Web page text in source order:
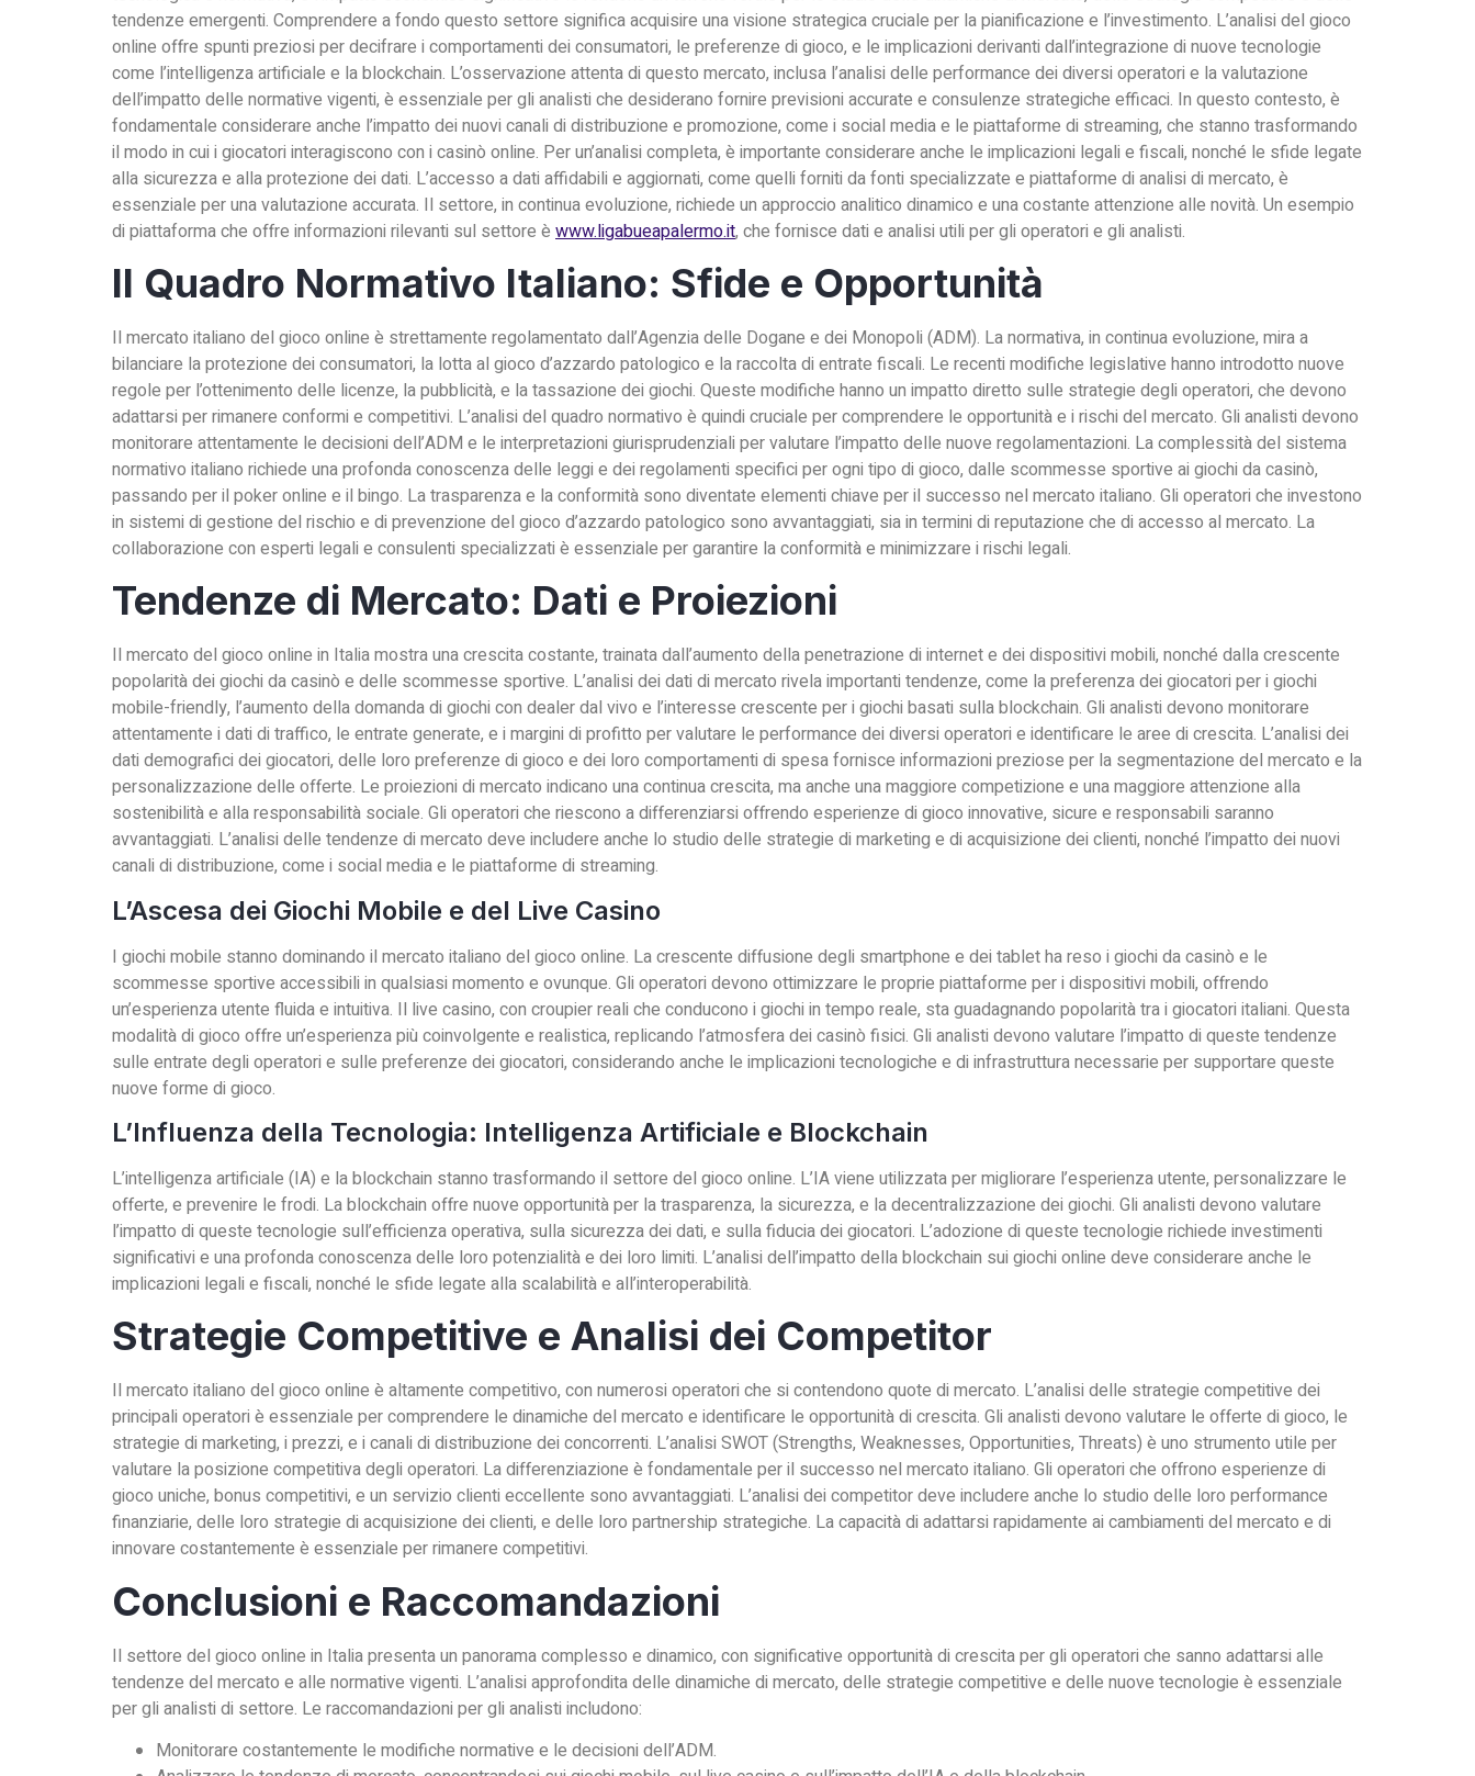
tendenze emergenti. Comprendere a fondo questo settore significa acquisire una visione strategica cruciale per la pianificazione e l’investimento. L’analisi del gioco
online offre spunti preziosi per decifrare i comportamenti dei consumatori, le preferenze di gioco, e le implicazioni derivanti dall’integrazione di nuove tecnologie
come l’intelligenza artificiale e la blockchain. L’osservazione attenta di questo mercato, inclusa l’analisi delle performance dei diversi operatori e la valutazione
dell’impatto delle normative vigenti, è essenziale per gli analisti che desiderano fornire previsioni accurate e consulenze strategiche efficaci. In questo contesto, è
fondamentale considerare anche l’impatto dei nuovi canali di distribuzione e promozione, come i social media e le piattaforme di streaming, che stanno trasformando
il modo in cui i giocatori interagiscono con i casinò online. Per un’analisi completa, è importante considerare anche le implicazioni legali e fiscali, nonché le sfide legate
alla sicurezza e alla protezione dei dati. L’accesso a dati affidabili e aggiornati, come quelli forniti da fonti specializzate e piattaforme di analisi di mercato, è
essenziale per una valutazione accurata. Il settore, in continua evoluzione, richiede un approccio analitico dinamico e una costante attenzione alle novità. Un esempio
di piattaforma che offre informazioni rilevanti sul settore è www.ligabueapalermo.it, che fornisce dati e analisi utili per gli operatori e gli analisti.
Il Quadro Normativo Italiano: Sfide e Opportunità
Il mercato italiano del gioco online è strettamente regolamentato dall’Agenzia delle Dogane e dei Monopoli (ADM). La normativa, in continua evoluzione, mira a
bilanciare la protezione dei consumatori, la lotta al gioco d’azzardo patologico e la raccolta di entrate fiscali. Le recenti modifiche legislative hanno introdotto nuove
regole per l’ottenimento delle licenze, la pubblicità, e la tassazione dei giochi. Queste modifiche hanno un impatto diretto sulle strategie degli operatori, che devono
adattarsi per rimanere conformi e competitivi. L’analisi del quadro normativo è quindi cruciale per comprendere le opportunità e i rischi del mercato. Gli analisti devono
monitorare attentamente le decisioni dell’ADM e le interpretazioni giurisprudenziali per valutare l’impatto delle nuove regolamentazioni. La complessità del sistema
normativo italiano richiede una profonda conoscenza delle leggi e dei regolamenti specifici per ogni tipo di gioco, dalle scommesse sportive ai giochi da casinò,
passando per il poker online e il bingo. La trasparenza e la conformità sono diventate elementi chiave per il successo nel mercato italiano. Gli operatori che investono
in sistemi di gestione del rischio e di prevenzione del gioco d’azzardo patologico sono avvantaggiati, sia in termini di reputazione che di accesso al mercato. La
collaborazione con esperti legali e consulenti specializzati è essenziale per garantire la conformità e minimizzare i rischi legali.
Tendenze di Mercato: Dati e Proiezioni
Il mercato del gioco online in Italia mostra una crescita costante, trainata dall’aumento della penetrazione di internet e dei dispositivi mobili, nonché dalla crescente
popolarità dei giochi da casinò e delle scommesse sportive. L’analisi dei dati di mercato rivela importanti tendenze, come la preferenza dei giocatori per i giochi
mobile-friendly, l’aumento della domanda di giochi con dealer dal vivo e l’interesse crescente per i giochi basati sulla blockchain. Gli analisti devono monitorare
attentamente i dati di traffico, le entrate generate, e i margini di profitto per valutare le performance dei diversi operatori e identificare le aree di crescita. L’analisi dei
dati demografici dei giocatori, delle loro preferenze di gioco e dei loro comportamenti di spesa fornisce informazioni preziose per la segmentazione del mercato e la
personalizzazione delle offerte. Le proiezioni di mercato indicano una continua crescita, ma anche una maggiore competizione e una maggiore attenzione alla
sostenibilità e alla responsabilità sociale. Gli operatori che riescono a differenziarsi offrendo esperienze di gioco innovative, sicure e responsabili saranno
avvantaggiati. L’analisi delle tendenze di mercato deve includere anche lo studio delle strategie di marketing e di acquisizione dei clienti, nonché l’impatto dei nuovi
canali di distribuzione, come i social media e le piattaforme di streaming.
L’Ascesa dei Giochi Mobile e del Live Casino
I giochi mobile stanno dominando il mercato italiano del gioco online. La crescente diffusione degli smartphone e dei tablet ha reso i giochi da casinò e le
scommesse sportive accessibili in qualsiasi momento e ovunque. Gli operatori devono ottimizzare le proprie piattaforme per i dispositivi mobili, offrendo
un’esperienza utente fluida e intuitiva. Il live casino, con croupier reali che conducono i giochi in tempo reale, sta guadagnando popolarità tra i giocatori italiani. Questa
modalità di gioco offre un’esperienza più coinvolgente e realistica, replicando l’atmosfera dei casinò fisici. Gli analisti devono valutare l’impatto di queste tendenze
sulle entrate degli operatori e sulle preferenze dei giocatori, considerando anche le implicazioni tecnologiche e di infrastruttura necessarie per supportare queste
nuove forme di gioco.
L’Influenza della Tecnologia: Intelligenza Artificiale e Blockchain
L’intelligenza artificiale (IA) e la blockchain stanno trasformando il settore del gioco online. L’IA viene utilizzata per migliorare l’esperienza utente, personalizzare le
offerte, e prevenire le frodi. La blockchain offre nuove opportunità per la trasparenza, la sicurezza, e la decentralizzazione dei giochi. Gli analisti devono valutare
l’impatto di queste tecnologie sull’efficienza operativa, sulla sicurezza dei dati, e sulla fiducia dei giocatori. L’adozione di queste tecnologie richiede investimenti
significativi e una profonda conoscenza delle loro potenzialità e dei loro limiti. L’analisi dell’impatto della blockchain sui giochi online deve considerare anche le
implicazioni legali e fiscali, nonché le sfide legate alla scalabilità e all’interoperabilità.
Strategie Competitive e Analisi dei Competitor
Il mercato italiano del gioco online è altamente competitivo, con numerosi operatori che si contendono quote di mercato. L’analisi delle strategie competitive dei
principali operatori è essenziale per comprendere le dinamiche del mercato e identificare le opportunità di crescita. Gli analisti devono valutare le offerte di gioco, le
strategie di marketing, i prezzi, e i canali di distribuzione dei concorrenti. L’analisi SWOT (Strengths, Weaknesses, Opportunities, Threats) è uno strumento utile per
valutare la posizione competitiva degli operatori. La differenziazione è fondamentale per il successo nel mercato italiano. Gli operatori che offrono esperienze di
gioco uniche, bonus competitivi, e un servizio clienti eccellente sono avvantaggiati. L’analisi dei competitor deve includere anche lo studio delle loro performance
finanziarie, delle loro strategie di acquisizione dei clienti, e delle loro partnership strategiche. La capacità di adattarsi rapidamente ai cambiamenti del mercato e di
innovare costantemente è essenziale per rimanere competitivi.
Conclusioni e Raccomandazioni
Il settore del gioco online in Italia presenta un panorama complesso e dinamico, con significative opportunità di crescita per gli operatori che sanno adattarsi alle
tendenze del mercato e alle normative vigenti. L’analisi approfondita delle dinamiche di mercato, delle strategie competitive e delle nuove tecnologie è essenziale
per gli analisti di settore. Le raccomandazioni per gli analisti includono:
Monitorare costantemente le modifiche normative e le decisioni dell’ADM.